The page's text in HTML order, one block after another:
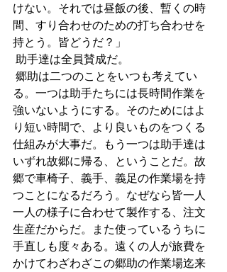
けない。それでは昼飯の後、暫くの時
間、すり合わせのための打ち合わせを
持とう。皆どうだ？」
助手達は全員賛成だ。
る。一つは助手たちには長時間作業を
強いないようにする。そのためにはよ
り短い時間で、より良いものをつくる
仕組みが大事だ。もう一つは助手達は
いずれ故郷に帰る、ということだ。故
郷で車椅子、義手、義足の作業場を持
つことになるだろう。なぜなら皆一人
一人の様子に合わせて製作する、注文
生産だからだ。また使っているうちに
手直しも度々ある。遠くの人が旅費を
かけてわざわざこの郷助の作業場迄来